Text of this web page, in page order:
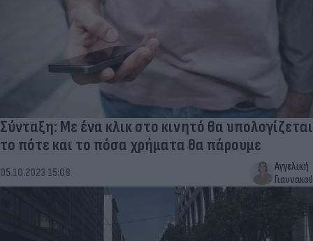
Σύνταξη: Με ένα κλικ στο κινητό θα υπολογίζεται
το πότε και το πόσα χρήματα θα πάρουμε
05.10.2023 15:08
Αγγελική
Γιαννακού